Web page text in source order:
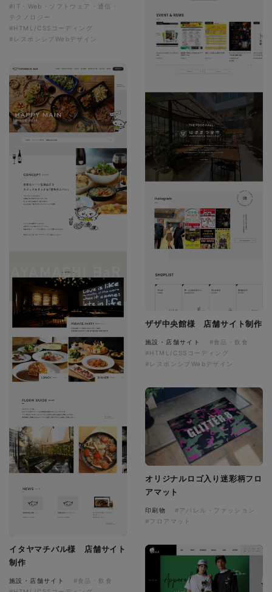
#IT・Web・ソフトウェア・通信・
テクノロジー
#HTML/CSSコーディング
#レスポンシブWebデザイン
ザザ中央館様 店舗サイト制作
施設・店舗サイト
#食品・飲食
#HTML/CSSコーディング
#レスポンシブWebデザイン
イタヤマチバル様 店舗サイト
制作
施設・店舗サイト
#食品・飲食
オリジナルロゴ入り迷彩柄フロ
アマット
印刷物
#アパレル・ファッション
#フロアマット